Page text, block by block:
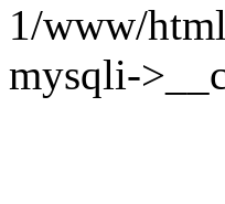
1/www/
mysqli-